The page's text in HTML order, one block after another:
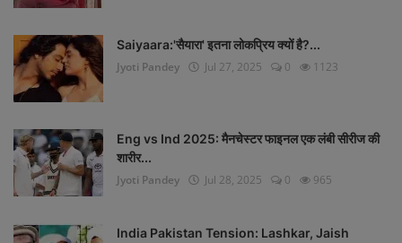
Saiyaara:'सैयारा' इतना लोकप्रिय क्यों है?...
Jyoti Pandey
Jul 27, 2025 0 1123
Eng vs Ind 2025: मैनचेस्टर फाइनल एक लंबी सीरीज की
शारीर...
Jyoti Pandey
Jul 28, 2025 0 965
India Pakistan Tension: Lashkar, Jaish